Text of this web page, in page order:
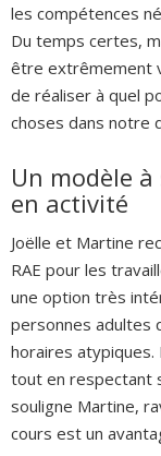
les compétences
Du temps certes,
être extrêmement
de réaliser à quel
choses dans notre
Un modèle
en activité
Joëlle et Martine
RAE pour les
une option très
personnes adultes
horaires atypiques.
tout en respectant
souligne Martine,
cours est un